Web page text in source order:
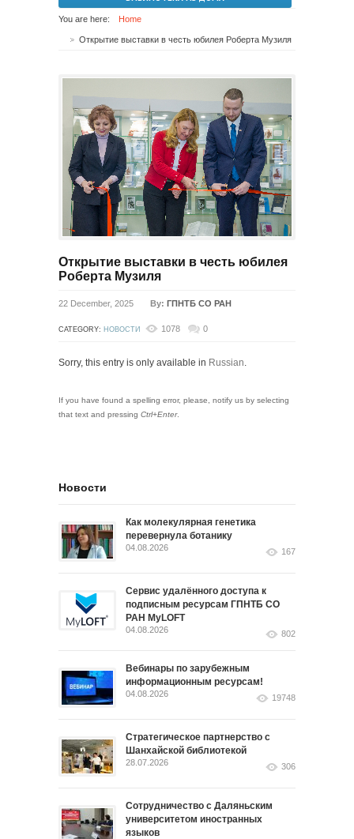
You are here: Home
Открытие выставки в честь юбилея Роберта Музиля
Открытие выставки в честь юбилея
Роберта Музиля
22 December, 2025 By: ГПНТБ СО РАН
CATEGORY: НОВОСТИ 1078 0
Sorry, this entry is only available in Russian.
If you have found a spelling error, please, notify us by selecting
that text and pressing Ctrl+Enter.
Новости
Как молекулярная генетика
перевернула ботанику
04.08.2026 167
Сервис удалённого доступа к
подписным ресурсам ГПНТБ СО
РАН MyLOFT
04.08.2026 802
Вебинары по зарубежным
информационным ресурсам!
04.08.2026 19748
Стратегическое партнерство с
Шанхайской библиотекой
28.07.2026 306
Сотрудничество с Даляньским
университетом иностранных
языков